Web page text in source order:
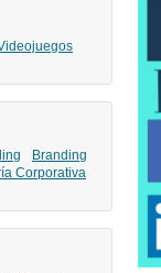
Branding
Corporativa